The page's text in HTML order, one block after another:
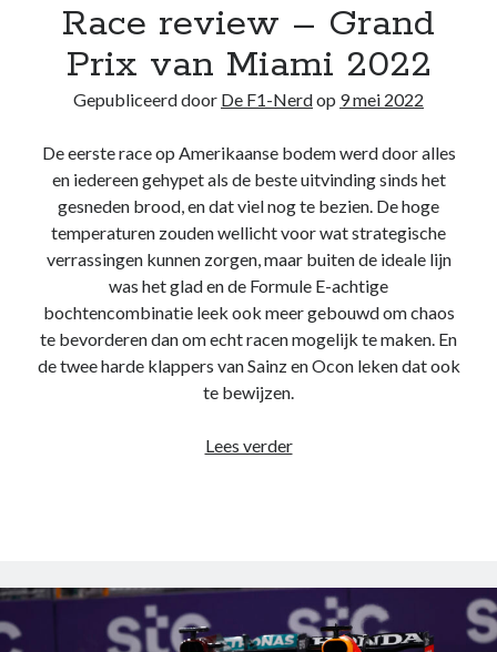
Race review – Grand
Prix van Miami 2022
Gepubliceerd door De F1-Nerdop 9 mei 2022
De eerste race op Amerikaanse bodem werd door alles
en iedereen gehypet als de beste uitvinding sinds het
gesneden brood, en dat viel nog te bezien. De hoge
temperaturen zouden wellicht voor wat strategische
verrassingen kunnen zorgen, maar buiten de ideale lijn
was het glad en de Formule E-achtige
bochtencombinatie leek ook meer gebouwd om chaos
te bevorderen dan om echt racen mogelijk te maken. En
de twee harde klappers van Sainz en Ocon leken dat ook
te bewijzen.
Lees verderRace
Miami
2022